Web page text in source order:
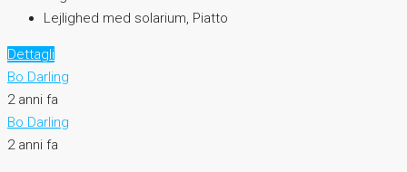
Lejlighed med solarium, Piatto
Dettagli
Bo Darling
2 anni fa
Bo Darling
2 anni fa